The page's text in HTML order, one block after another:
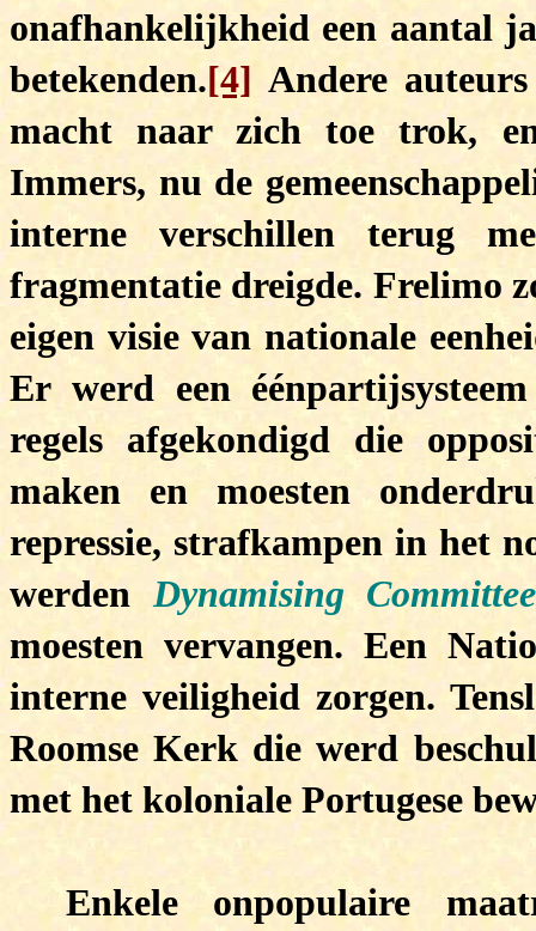
onafhankelijkheid een aantal
betekenden.[4] Andere
macht naar zich toe trok,
Immers, nu de
interne verschillen terug
fragmentatie dreigde. Frelimo
eigen visie van nationale
Er werd een
regels afgekondigd die
maken en moesten
repressie, strafkampen in het
werden Dynamising
moesten vervangen. Een
interne veiligheid zorgen.
Roomse Kerk die werd
met het koloniale Portugese
Enkele onpopulaire